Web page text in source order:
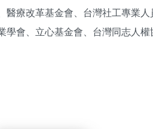
療改革基金會、台灣社工專業
會、立心基金會、台灣同志人